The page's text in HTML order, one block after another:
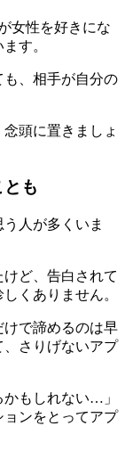
女性を好きにな
す。
、相手が自分の
頭に置きましょ
とも
人が多くいま
けど、告白されて
くありません。
で諦めるのは早
さりげないアプ
もしれない…」
ョンをとってアプ